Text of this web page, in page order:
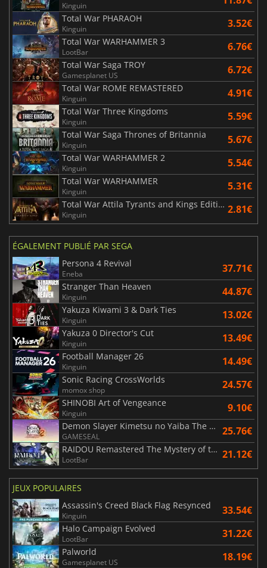
Kinguin
Total War PHARAOH
Kinguin 3.52€
Total War WARHAMMER 3
LootBar 6.76€
Total War Saga TROY
Gamesplanet US 6.72€
Total War ROME REMASTERED
Kinguin 4.91€
Total War Three Kingdoms
Kinguin 5.59€
Total War Saga Thrones of Britannia
Kinguin 5.67€
Total War WARHAMMER 2
Kinguin 5.54€
Total War WARHAMMER
Kinguin 5.31€
Total War Attila Tyrants and Kings Edition
Kinguin 2.81€
ÉGALEMENT PUBLIÉ PAR SEGA
Persona 4 Revival
Eneba 37.71€
Stranger Than Heaven
Kinguin 44.87€
Yakuza Kiwami 3 & Dark Ties
Kinguin 13.02€
Yakuza 0 Director's Cut
Kinguin 13.49€
Football Manager 26
Kinguin 14.49€
Sonic Racing CrossWorlds
momox shop 24.57€
SHINOBI Art of Vengeance
Kinguin 9.10€
Demon Slayer Kimetsu no Yaiba The Hinokami Chronicles 2
GAMESEAL 25.76€
RAIDOU Remastered The Mystery of the Soulless Army
LootBar 21.12€
JEUX POPULAIRES
Assassin's Creed Black Flag Resynced
Kinguin 33.54€
Halo Campaign Evolved
LootBar 31.22€
Palworld
Gamesplanet US 18.19€